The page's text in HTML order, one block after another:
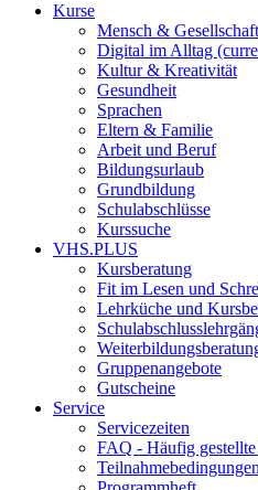
Kurse
Mensch & Gesellschaft
Digital im Alltag
Kultur & Kreativität
Gesundheit
Sprachen
Eltern & Familie
Arbeit und Beruf
Bildungsurlaub
Grundbildung
Schulabschlüsse
Kurssuche
VHS.PLUS
Kursberatung
Fit im Lesen und
Lehrküche und
Gruppenangebote
Gutscheine
Service
Servicezeiten
FAQ - Häufig gestellte